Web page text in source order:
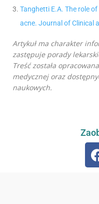
Tanghetti E.A. The role
acne. Journal of Clinical
Artykuł ma charakter
zastępuje porady
Treść została
medycznej oraz
naukowych.